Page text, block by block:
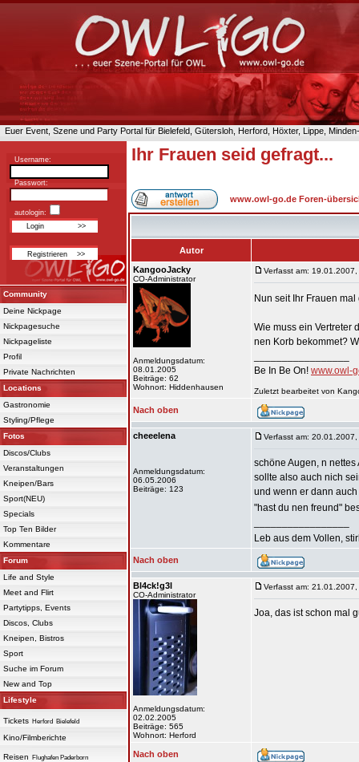
Euer Event, Szene und Party Portal für Bielefeld, Gütersloh, Herford, Höxter, Lippe,
Username:
Passwort:
autologin:
Community
Deine Nickpage
Nickpagesuche
Nickpageliste
Profil
Private Nachrichten
Locations
Gastronomie
Styling/Pflege
Fotos
Discos/Clubs
Veranstaltungen
Kneipen/Bars
Sport(NEU)
Specials
Top Ten Bilder
Kommentare
Forum
Life and Style
Meet and Flirt
Partytipps, Events
Discos, Clubs
Kneipen, Bistros
Sport
Suche im Forum
New and Top
Lifestyle
Tickets Herford Bielefeld
Kino/Filmberichte
Reisen Flughafen Paderborn
Ihr Frauen seid gefragt...
www.owl-go.de Foren-
Autor
KangooJacky
CO-Administrator
Anmeldungsdatum:
08.01.2005
Beiträge: 62
Wohnort: Hiddenhausen
Verfasst am:
Nun seit Ihr Frauen
Wie muss ein Vertreter
nen Korb bekommet?
Be In Be On! www.owl-
Zuletzt bearbeitet von
Nach oben
cheeelena
Anmeldungsdatum:
06.05.2006
Beiträge: 123
Verfasst am:
schöne Augen, n
sollte also auch nich
und wenn er dann
"hast du nen freund"
Leb aus dem Vollen,
Nach oben
Bl4ck!g3l
CO-Administrator
Anmeldungsdatum:
02.02.2005
Beiträge: 565
Wohnort: Herford
Verfasst am:
Joa, das ist schon mal
Nach oben